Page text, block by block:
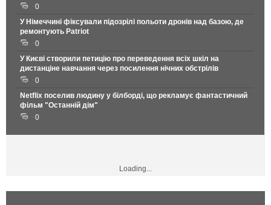
0
У Німеччині фіксували підозрілі польоти дронів над базою, де
ремонтують Patriot
0
У Києві створили петицію про переведення всіх шкіл на
дистанціне навчання через посилення нічних обстрілів
0
Netflix поселив людину у білборді, що рекламує фантастичний
фільм "Останній дім"
0
Loading...